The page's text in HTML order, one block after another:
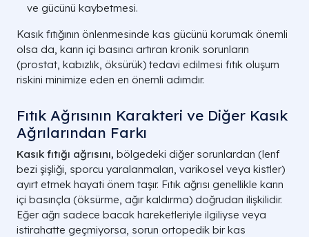
ve gücünü kaybetmesi.
Kasık fıtığının önlenmesinde kas gücünü korumak önemli
olsa da, karın içi basıncı artıran kronik sorunların
(prostat, kabızlık, öksürük) tedavi edilmesi fıtık oluşum
riskini minimize eden en önemli adımdır.
Fıtık Ağrısının Karakteri ve Diğer Kasık
Ağrılarından Farkı
Kasık fıtığı ağrısını, bölgedeki diğer sorunlardan (lenf
bezi şişliği, sporcu yaralanmaları, varikosel veya kistler)
ayırt etmek hayati önem taşır. Fıtık ağrısı genellikle karın
içi basınçla (öksürme, ağır kaldırma) doğrudan ilişkilidir.
Eğer ağrı sadece bacak hareketleriyle ilgiliyse veya
istirahatte geçmiyorsa, sorun ortopedik bir kas